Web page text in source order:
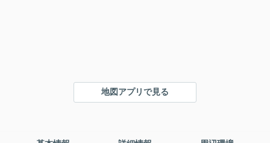
地図アプリで見る